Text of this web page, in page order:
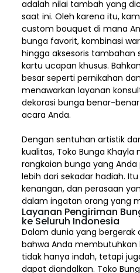
adalah nilai tambah yang
saat ini. Oleh karena itu,
custom bouquet di mana
bunga favorit, kombinasi
hingga aksesoris tambahan
kartu ucapan khusus.
besar seperti pernikahan
menawarkan layanan
dekorasi bunga benar-
acara Anda.
Dengan sentuhan artistik
kualitas, Toko Bunga Khayla
rangkaian bunga yang
lebih dari sekadar hadiah.
kenangan, dan perasaan
dalam ingatan orang yang
Layanan Pengiriman
ke Seluruh Indonesia
Dalam dunia yang
bahwa Anda membutuhkan
tidak hanya indah, tetapi
dapat diandalkan. Toko